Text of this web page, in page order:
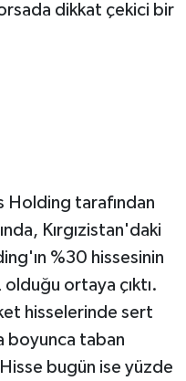
dikkat çekici bir
Holding tarafından
Kırgızistan'daki
%30 hissesinin
olduğu ortaya çıktı.
hisselerinde sert
boyunca taban
bugün ise yüzde